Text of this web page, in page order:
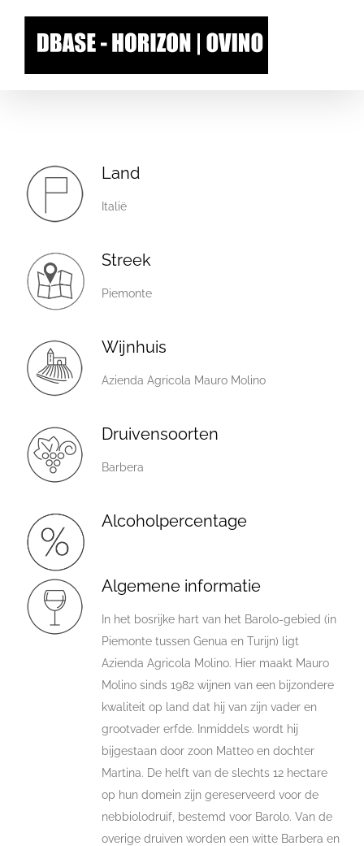
content
Land
Italië
Streek
Piemonte
Wijnhuis
Azienda Agricola Mauro Molino
Druivensoorten
Barbera
Alcoholpercentage
Algemene informatie
In het bosrijke hart van het Barolo-gebied (in
Piemonte tussen Genua en Turijn) ligt
Azienda Agricola Molino. Hier maakt Mauro
Molino sinds 1982 wijnen van een bijzondere
kwaliteit op land dat hij van zijn vader en
grootvader erfde. Inmiddels wordt hij
bijgestaan door zoon Matteo en dochter
Martina. De helft van de slechts 12 hectare
op hun domein zijn gereserveerd voor de
nebbiolodruif, bestemd voor Barolo. Van de
overige druiven worden een witte Barbera en